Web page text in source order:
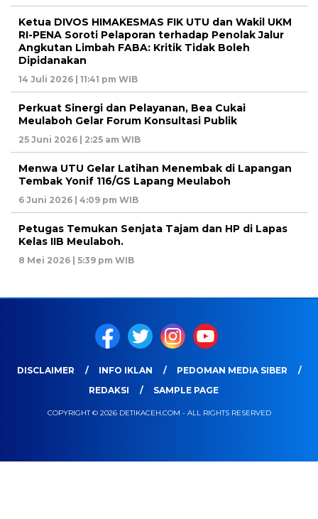
Ketua DIVOS HIMAKESMAS FIK UTU dan Wakil UKM
RI-PENA Soroti Pelaporan terhadap Penolak Jalur
Angkutan Limbah FABA: Kritik Tidak Boleh
Dipidanakan
14 Juli 2026 | 11:41 pm WIB
Perkuat Sinergi dan Pelayanan, Bea Cukai
Meulaboh Gelar Forum Konsultasi Publik
25 Juni 2026 | 2:25 am WIB
Menwa UTU Gelar Latihan Menembak di Lapangan
Tembak Yonif 116/GS Lapang Meulaboh
6 Juni 2026 | 4:09 pm WIB
Petugas Temukan Senjata Tajam dan HP di Lapas
Kelas IIB Meulaboh.
8 Mei 2026 | 5:39 pm WIB
DISCLAIMER INFO IKLAN
PEDOMAN MEDIA SIBER
REDAKSI
SAMPLE PAGE
COPYRIGHT © 2026 DETIKACEH.COM - ALL RIGHTS RESERVED